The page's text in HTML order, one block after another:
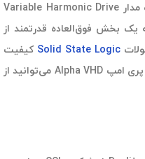
بر روی ALPHA VHD قرار دارد که با یک مدار Variable Harmonic Drive
بخش فوق‌العاده قدرتمند از
Solid State Logic کیفیت
و قابلیت اطمینان بالایی دارند. اکنون با پری امپ Alpha VHD می‌توانید از